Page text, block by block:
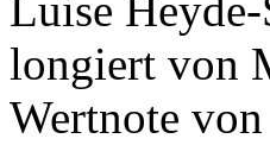
Luise
longiert von
Wertnote